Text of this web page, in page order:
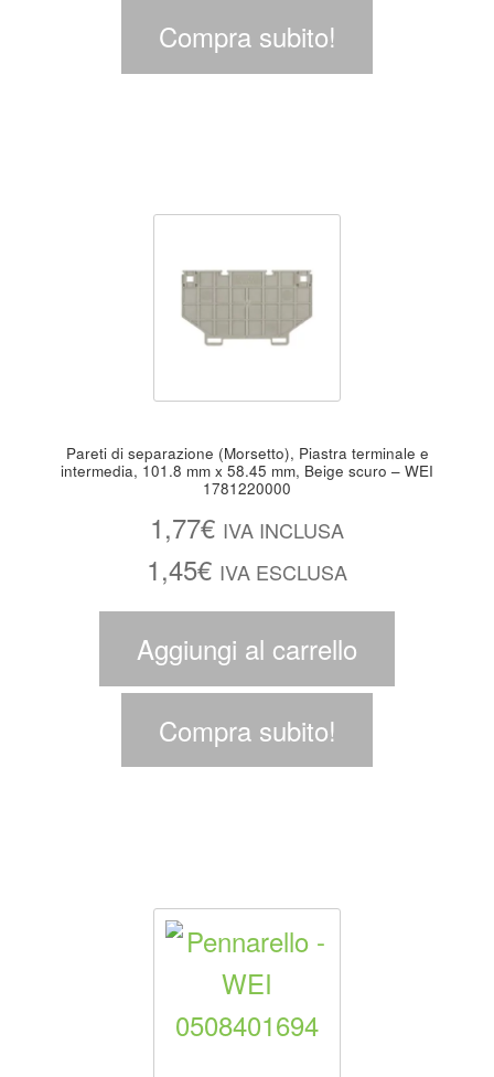
Compra subito!
Pareti di separazione (Morsetto), Piastra terminale e
intermedia, 101.8 mm x 58.45 mm, Beige scuro – WEI
1781220000
1,77€ IVA INCLUSA
1,45€ IVA ESCLUSA
Aggiungi al carrello
Compra subito!